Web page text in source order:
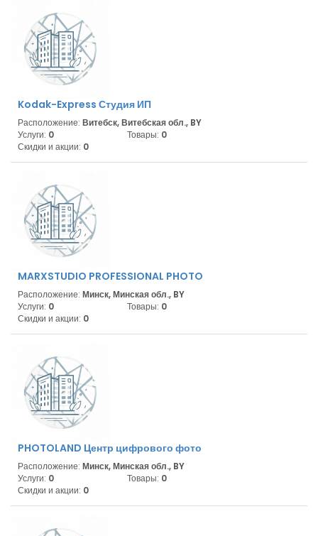
Kodak-Express Студия ИП
Расположение: Витебск, Витебская обл., BY
Услуги: 0 Товары: 0
Скидки и акции: 0
MARXSTUDIO PROFESSIONAL PHOTO
Расположение: Минск, Минская обл., BY
Услуги: 0 Товары: 0
Скидки и акции: 0
PHOTOLAND Центр цифрового фото
Расположение: Минск, Минская обл., BY
Услуги: 0 Товары: 0
Скидки и акции: 0